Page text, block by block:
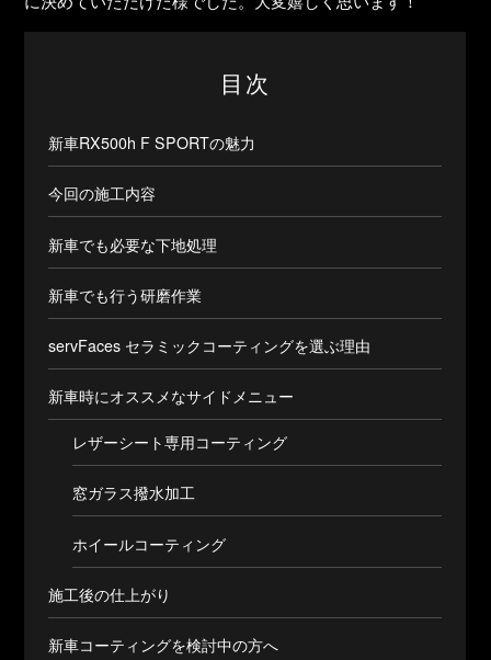
目次
新車RX500h F SPORTの魅力
今回の施工内容
新車でも必要な下地処理
新車でも行う研磨作業
servFaces セラミックコーティングを選ぶ理由
新車時にオススメなサイドメニュー
レザーシート専用コーティング
窓ガラス撥水加工
ホイールコーティング
施工後の仕上がり
新車コーティングを検討中の方へ